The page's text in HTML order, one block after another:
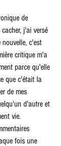
de
j'ai versé
c'est
critique m'a
parce qu'elle
que c'était la
de mes
d'autre et
vie.
fois une